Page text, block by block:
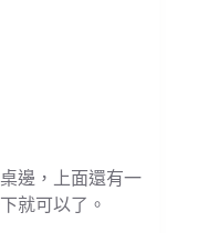
邊，上面還有一
就可以了。